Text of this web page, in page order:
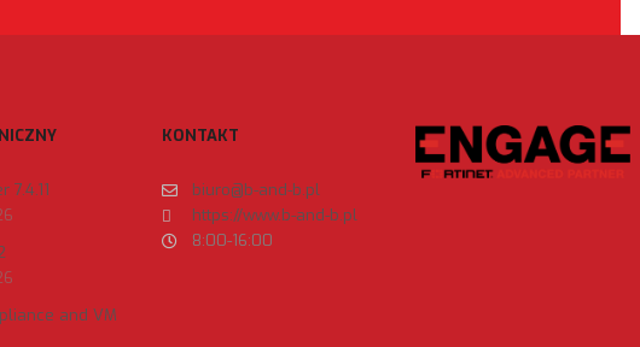
7.4.11
and VM
KONTAKT
biuro@b-and-b.pl
https://www.b-and-b.pl
8:00-16:00